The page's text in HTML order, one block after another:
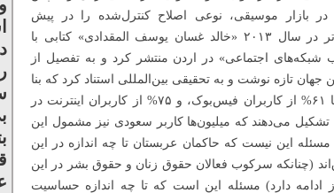
بازار موسیقی، نوعی اصلاح کنترل‌شده را در پیش
گرفت؛ پیش‌تر در سال ۲۰۱۳ «خالد غسان یوسف المقدادی» کتابی با
شبکه‌های اجتماعی» در اردن منتشر کرد و به تفصیل از
جهان تازه نوشت و به تحقیقی بین‌المللی استناد کرد که بنا
بر آن ۵۲% تا ۶۱% از کاربران فیس‌بوک، و ۷۵% از کاربران اینترنت در
تشکیل می‌دهند که میلیون‌ها کاربر سعودی نیز مشمول این
مسئله این نیست که حاکمان عربستان تا چه اندازه در این
(چنانکه سرکوب فعالان حقوق زنان و حقوق بشر در این
ادامه دارد) مسئله این است که تا چه اندازه حساسیت